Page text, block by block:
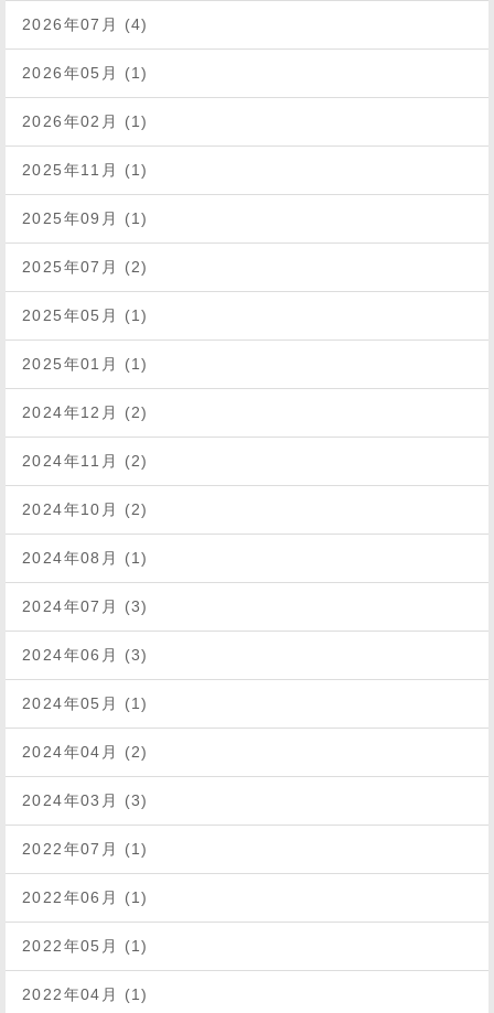
2026年07月 (4)
2026年05月 (1)
2026年02月 (1)
2025年11月 (1)
2025年09月 (1)
2025年07月 (2)
2025年05月 (1)
2025年01月 (1)
2024年12月 (2)
2024年11月 (2)
2024年10月 (2)
2024年08月 (1)
2024年07月 (3)
2024年06月 (3)
2024年05月 (1)
2024年04月 (2)
2024年03月 (3)
2022年07月 (1)
2022年06月 (1)
2022年05月 (1)
2022年04月 (1)